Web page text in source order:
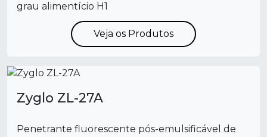
grau alimentício H1
Veja os Produtos
Zyglo ZL-27A
Penetrante fluorescente pós-emulsificável de